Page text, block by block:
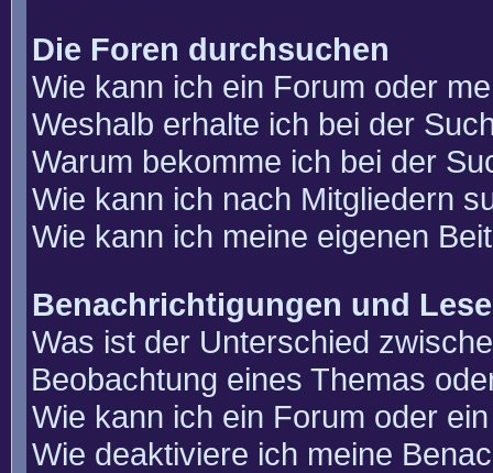
Die Foren durchsuchen
Wie kann ich ein Forum oder
Weshalb erhalte ich bei der
Warum bekomme ich bei der
Wie kann ich nach Mitgliedern
Wie kann ich meine eigenen
Benachrichtigungen und
Was ist der Unterschied
Beobachtung eines Themas
Wie kann ich ein Forum oder
Wie deaktiviere ich meine